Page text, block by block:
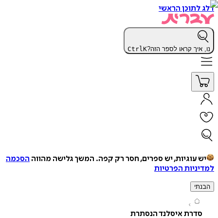
הראשי
קראו לספר הזה? CtrlK
עוגיות, יש ספרים, חסר רק קפה. המשך גלישה מהווההסכמה
הפרטיות
איסלנד הנסתרת